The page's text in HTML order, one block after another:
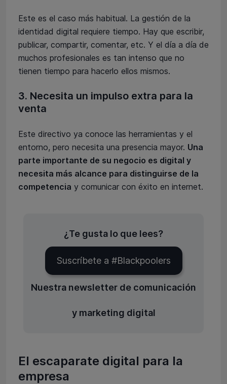
Este es el caso más habitual. La gestión de la
identidad digital requiere tiempo. Hay que escribir,
publicar, compartir, comentar, etc. Y el día a día de
muchos profesionales es tan intenso que no
tienen tiempo para hacerlo ellos mismos.
3. Necesita un impulso extra para la
venta
Este directivo ya conoce las herramientas y el
entorno, pero necesita una presencia mayor. Una
parte importante de su negocio es digital y
necesita más alcance para distinguirse de la
competencia y comunicar con éxito en internet.
¿Te gusta lo que lees?
Suscríbete a #Blackpoolers
Nuestra newsletter de comunicación
y marketing digital
El escaparate digital para la
empresa